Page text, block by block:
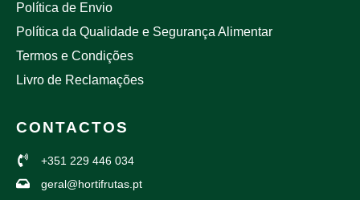
Política de Envio
Política da Qualidade e Segurança Alimentar
Termos e Condições
Livro de Reclamações
CONTACTOS
+351 229 446 034
geral@hortifrutas.pt